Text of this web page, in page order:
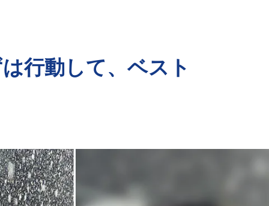
行動して、ベスト